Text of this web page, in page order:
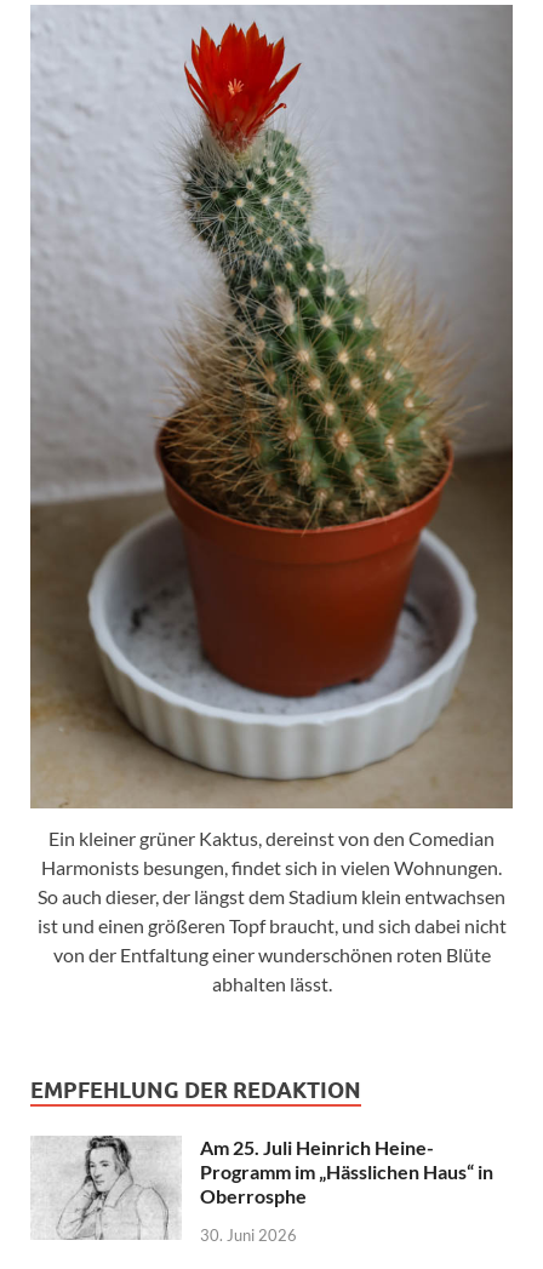
Ein kleiner grüner Kaktus, dereinst von den Comedian
Harmonists besungen, findet sich in vielen Wohnungen.
So auch dieser, der längst dem Stadium klein entwachsen
ist und einen größeren Topf braucht, und sich dabei nicht
von der Entfaltung einer wunderschönen roten Blüte
abhalten lässt.
EMPFEHLUNG DER REDAKTION
Am 25. Juli Heinrich Heine-
Programm im „Hässlichen Haus“ in
Oberrosphe
30. Juni 2026